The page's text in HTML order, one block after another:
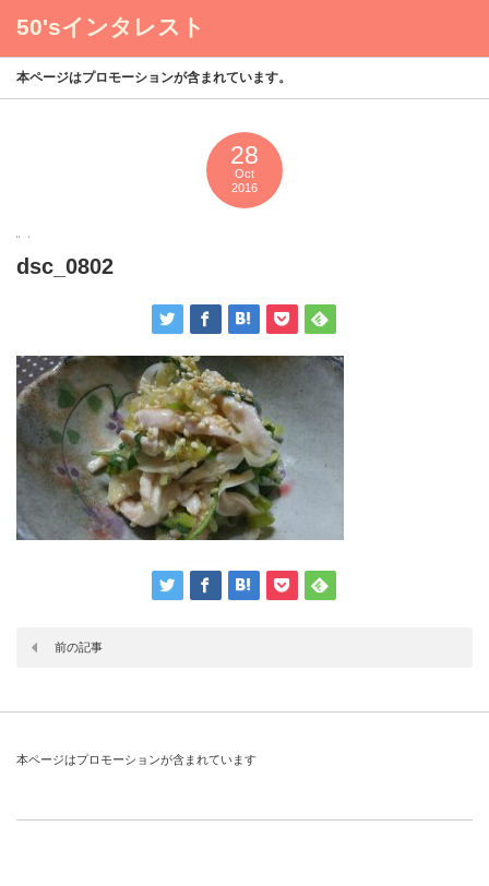
50'sインタレスト
本ページはプロモーションが含まれています。
28
Oct
2016
dsc_0802
前の記事
本ページはプロモーションが含まれています